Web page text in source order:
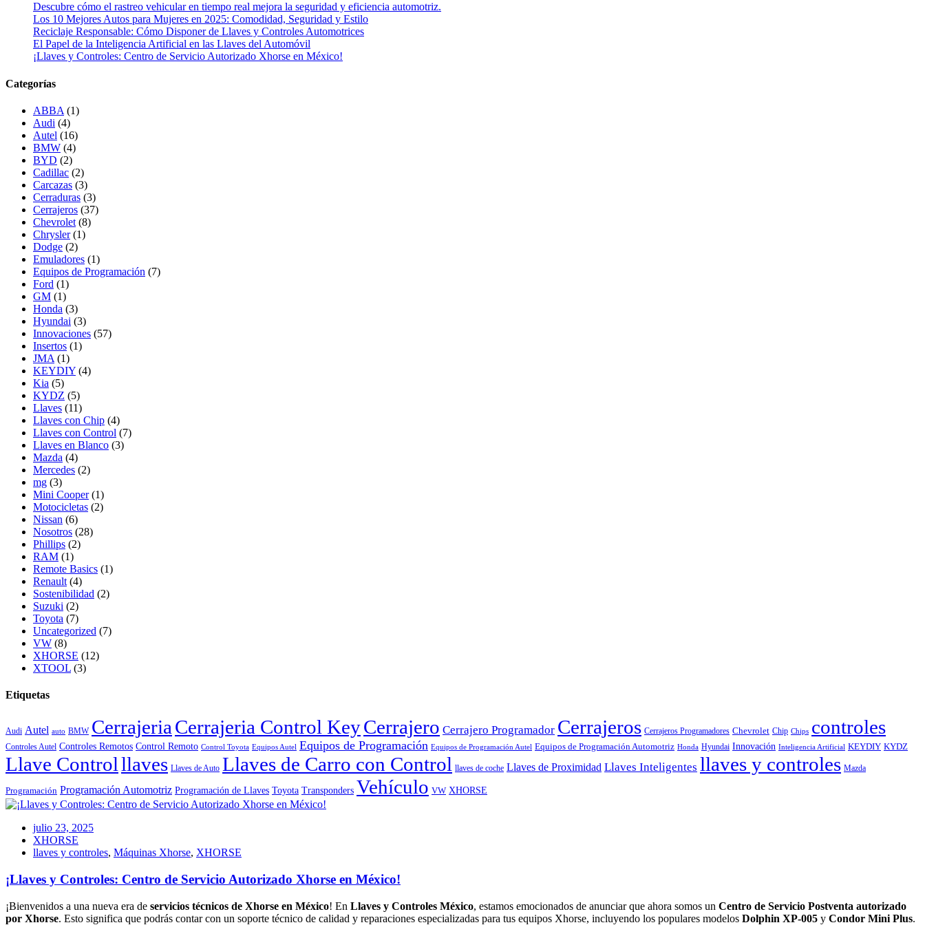
Descubre cómo el rastreo vehicular en tiempo real mejora la seguridad y eficiencia automotriz.
Los 10 Mejores Autos para Mujeres en 2025: Comodidad, Seguridad y Estilo
Reciclaje Responsable: Cómo Disponer de Llaves y Controles Automotrices
El Papel de la Inteligencia Artificial en las Llaves del Automóvil
¡Llaves y Controles: Centro de Servicio Autorizado Xhorse en México!
Categorías
ABBA (1)
Audi (4)
Autel (16)
BMW (4)
BYD (2)
Cadillac (2)
Carcazas (3)
Cerraduras (3)
Cerrajeros (37)
Chevrolet (8)
Chrysler (1)
Dodge (2)
Emuladores (1)
Equipos de Programación (7)
Ford (1)
GM (1)
Honda (3)
Hyundai (3)
Innovaciones (57)
Insertos (1)
JMA (1)
KEYDIY (4)
Kia (5)
KYDZ (5)
Llaves (11)
Llaves con Chip (4)
Llaves con Control (7)
Llaves en Blanco (3)
Mazda (4)
Mercedes (2)
mg (3)
Mini Cooper (1)
Motocicletas (2)
Nissan (6)
Nosotros (28)
Phillips (2)
RAM (1)
Remote Basics (1)
Renault (4)
Sostenibilidad (2)
Suzuki (2)
Toyota (7)
Uncategorized (7)
VW (8)
XHORSE (12)
XTOOL (3)
Etiquetas
Audi Autel auto BMW Cerrajeria Cerrajeria Control KeyCerrajero Cerrajero Programador Cerrajeros Cerrajeros Programadores Chevrolet Chip Chips controles
Controles Autel Controles Remotos Control Remoto Control Toyota Equipos Autel Equipos de Programación Equipos de Programación Autel Equipos de Programación Automotriz Honda Hyundai Innovación Inteligencia Artificial KEYDIY KYDZ
Llave Controlllaves Llaves de Auto Llaves de Carro con Control llaves de coche Llaves de Proximidad Llaves Inteligentes llaves y controles Mazda
Programación Programación Automotriz Programación de Llaves Toyota Transponders Vehículo VW XHORSE
julio 23, 2025
XHORSE
llaves y controles, Máquinas Xhorse, XHORSE
¡Llaves y Controles: Centro de Servicio Autorizado Xhorse en México!
¡Bienvenidos a una nueva era de servicios técnicos de Xhorse en México! En Llaves y Controles México, estamos emocionados de anunciar que ahora somos un Centro de Servicio Postventa autorizado
por Xhorse. Esto significa que podrás contar con un soporte técnico de calidad y reparaciones especializadas para tus equipos Xhorse, incluyendo los populares modelos Dolphin XP-005 y Condor Mini Plus.